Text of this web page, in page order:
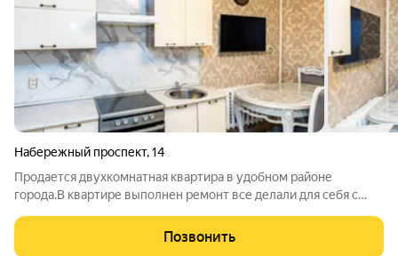
Набережный проспект,14
Продается двухкомнатная квартира в удобном районе
города.В квартире выполнен ремонт все делали для себя с
изолированными комнатами, что обеспечивает комфортное
проживание для семьи или пары. В
Позвонить